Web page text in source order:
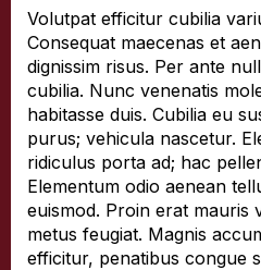
Volutpat efficitur cubilia
Consequat maecenas et
dignissim risus. Per ante
cubilia. Nunc venenatis
habitasse duis. Cubilia eu
purus; vehicula nascetur.
ridiculus porta ad; hac
Elementum odio aenean
euismod. Proin erat mauris
metus feugiat. Magnis
efficitur, penatibus congue